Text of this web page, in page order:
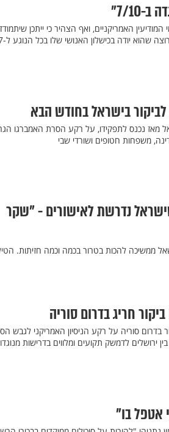
7/10״
האמריקניים, ואף הצהיר כי ייתכן
בבחירות הבאות. על ראש הממשלה בנימין
בישראל בחודש הבא
מאז נכנס לתפקידו, על רקע הסרת האמברגו
משפחות חטופים ושורדי שבי
שישראל נדרשת לאישורים - "שקר
ממשיכה להכות בטרור בכמה וכמה חזיתות.
חריג בדרום סוריה
בדרום סוריה על רקע הניסיון האמריקני לגבש
ירושלים לדמשק תקועים ומלווים בדרישות
אטפל בו"